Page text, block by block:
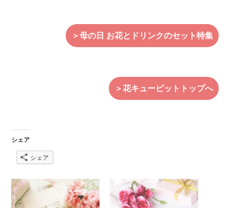
＞母の日 お花とドリンクのセット特集
＞花キューピットトップへ
シェア
シェア